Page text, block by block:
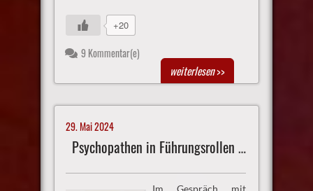
+20
9 Kommentar(e)
weiterlesen>>
29. Mai 2024
Psychopathen in Führungsrollen erkennen und weltweit entfernen